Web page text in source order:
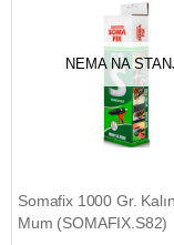
NEMA NA
Somafix 1000 Gr.
Mum (SOMAFIX.S82)